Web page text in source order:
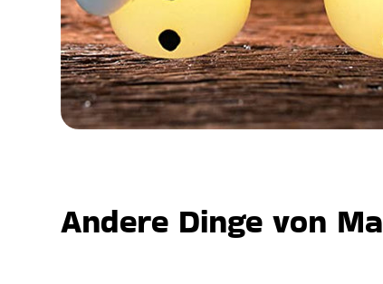
Andere Dinge von